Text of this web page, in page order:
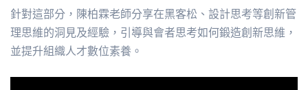
針對這部分，陳柏霖老師分享在黑客松、設計思考等創新管
理思維的洞見及經驗，引導與會者思考如何鍛造創新思維，
並提升組織人才數位素養。